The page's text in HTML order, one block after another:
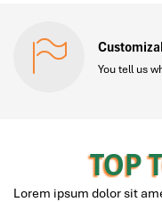
You tell us
TOP
Lorem ipsum dolor sit